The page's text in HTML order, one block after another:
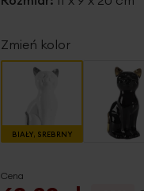
Zmień kolor
BIAŁY, SREBRNY
Cena